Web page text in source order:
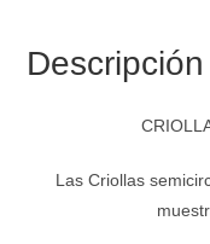
Descripción
Las Criollas